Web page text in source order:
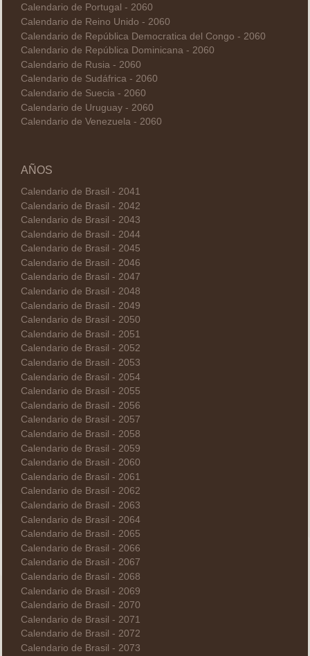
Calendario de Portugal - 2060
Calendario de Reino Unido - 2060
Calendario de República Democratica del Congo - 2060
Calendario de República Dominicana - 2060
Calendario de Rusia - 2060
Calendario de Sudáfrica - 2060
Calendario de Suecia - 2060
Calendario de Uruguay - 2060
Calendario de Venezuela - 2060
AÑOS
Calendario de Brasil - 2041
Calendario de Brasil - 2042
Calendario de Brasil - 2043
Calendario de Brasil - 2044
Calendario de Brasil - 2045
Calendario de Brasil - 2046
Calendario de Brasil - 2047
Calendario de Brasil - 2048
Calendario de Brasil - 2049
Calendario de Brasil - 2050
Calendario de Brasil - 2051
Calendario de Brasil - 2052
Calendario de Brasil - 2053
Calendario de Brasil - 2054
Calendario de Brasil - 2055
Calendario de Brasil - 2056
Calendario de Brasil - 2057
Calendario de Brasil - 2058
Calendario de Brasil - 2059
Calendario de Brasil - 2060
Calendario de Brasil - 2061
Calendario de Brasil - 2062
Calendario de Brasil - 2063
Calendario de Brasil - 2064
Calendario de Brasil - 2065
Calendario de Brasil - 2066
Calendario de Brasil - 2067
Calendario de Brasil - 2068
Calendario de Brasil - 2069
Calendario de Brasil - 2070
Calendario de Brasil - 2071
Calendario de Brasil - 2072
Calendario de Brasil - 2073